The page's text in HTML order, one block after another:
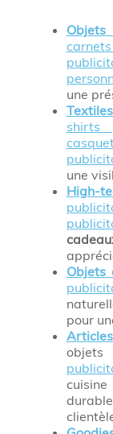
une
shirts
une
High-
Objets
pour
objets